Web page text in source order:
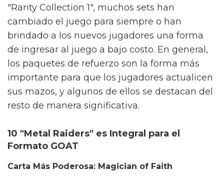
"Rarity Collection 1", muchos sets han
cambiado el juego para siempre o han
brindado a los nuevos jugadores una forma
de ingresar al juego a bajo costo. En general,
los paquetes de refuerzo son la forma más
importante para que los jugadores actualicen
sus mazos, y algunos de ellos se destacan del
resto de manera significativa.
10 "Metal Raiders" es Integral para el
Formato GOAT
Carta Más Poderosa: Magician of Faith